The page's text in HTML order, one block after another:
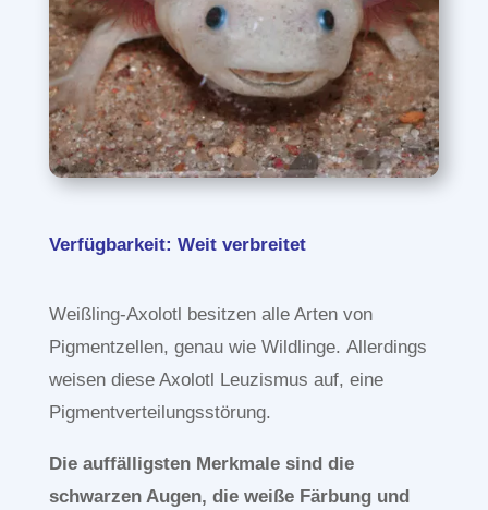
Verfügbarkeit: Weit verbreitet
Weißling-Axolotl besitzen alle Arten von
Pigmentzellen, genau wie Wildlinge. Allerdings
weisen diese Axolotl Leuzismus auf, eine
Pigmentverteilungsstörung.
Die auffälligsten Merkmale sind die
schwarzen Augen, die weiße Färbung und